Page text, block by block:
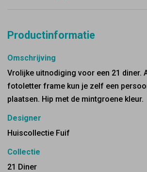
Productinformatie
Omschrijving
Vrolijke uitnodiging voor een 21 diner.
fotoletter frame kun je zelf een
plaatsen. Hip met de mintgroene kleur.
Designer
Huiscollectie Fuif
Collectie
21 Diner